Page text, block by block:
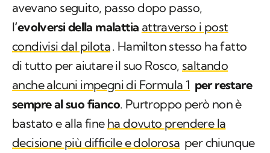
avevano seguito, passo dopo passo,
l‘evolversi della malattia attraverso i post
condivisi dal pilota. Hamilton stesso ha fatto
di tutto per aiutare il suo Rosco, saltando
anche alcuni impegni di Formula 1 per restare
sempre al suo fianco. Purtroppo però non è
bastato e alla fine ha dovuto prendere la
decisione più difficile e dolorosa per chiunque